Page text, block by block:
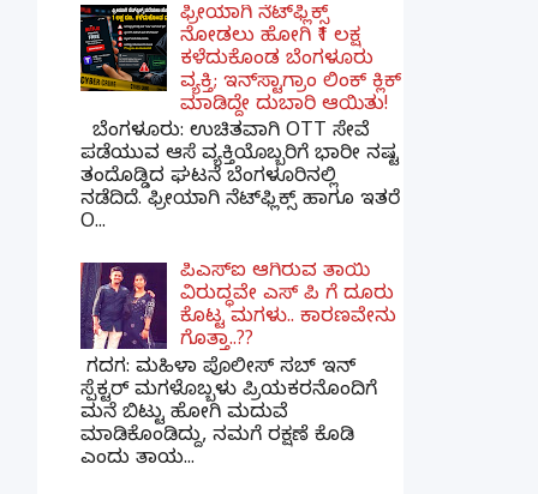
ಫ್ರೀಯಾಗಿ ನೆಟ್‌ಫ್ಲಿಕ್ಸ್
ನೋಡಲು ಹೋಗಿ ₹1 ಲಕ್ಷ
ಕಳೆದುಕೊಂಡ ಬೆಂಗಳೂರು
ವ್ಯಕ್ತಿ; ಇನ್‌ಸ್ಟಾಗ್ರಾಂ ಲಿಂಕ್ ಕ್ಲಿಕ್
ಮಾಡಿದ್ದೇ ದುಬಾರಿ ಆಯಿತು!
ಬೆಂಗಳೂರು: ಉಚಿತವಾಗಿ OTT ಸೇವೆ
ಪಡೆಯುವ ಆಸೆ ವ್ಯಕ್ತಿಯೊಬ್ಬರಿಗೆ ಭಾರೀ ನಷ್ಟ
ತಂದೊಡ್ಡಿದ ಘಟನೆ ಬೆಂಗಳೂರಿನಲ್ಲಿ
ನಡೆದಿದೆ. ಫ್ರೀಯಾಗಿ ನೆಟ್‌ಫ್ಲಿಕ್ಸ್ ಹಾಗೂ ಇತರೆ
O...
ಪಿಎಸ್​ಐ ಆಗಿರುವ ತಾಯಿ
ವಿರುದ್ಧವೇ ಎಸ್ ಪಿ ಗೆ ದೂರು
ಕೊಟ್ಟ ಮಗಳು.. ಕಾರಣವೇನು
ಗೊತ್ತಾ..??
ಗದಗ​: ಮಹಿಳಾ ಪೊಲೀಸ್​ ಸಬ್ ​ಇನ್​
ಸ್ಪೆಕ್ಟರ್​ ಮಗಳೊಬ್ಬಳು ಪ್ರಿಯಕರನೊಂದಿಗೆ
ಮನೆ ಬಿಟ್ಟು ಹೋಗಿ ಮದುವೆ
ಮಾಡಿಕೊಂಡಿದ್ದು, ನಮಗೆ ರಕ್ಷಣೆ ಕೊಡಿ
ಎಂದು ತಾಯ...